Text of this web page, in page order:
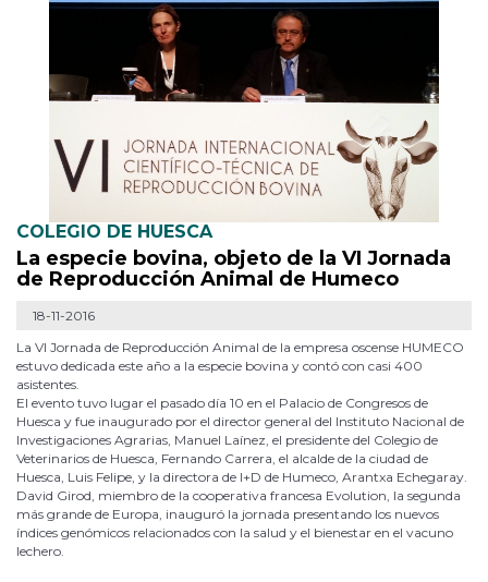
COLEGIO DE HUESCA
La especie bovina, objeto de la VI Jornada
de Reproducción Animal de Humeco
18-11-2016
La VI Jornada de Reproducción Animal de la empresa oscense HUMECO
estuvo dedicada este año a la especie bovina y contó con casi 400
asistentes.
El evento tuvo lugar el pasado día 10 en el Palacio de Congresos de
Huesca y fue inaugurado por el director general del Instituto Nacional de
Investigaciones Agrarias, Manuel Laínez, el presidente del Colegio de
Veterinarios de Huesca, Fernando Carrera, el alcalde de la ciudad de
Huesca, Luis Felipe, y la directora de I+D de Humeco, Arantxa Echegaray.
David Girod, miembro de la cooperativa francesa Evolution, la segunda
más grande de Europa, inauguró la jornada presentando los nuevos
índices genómicos relacionados con la salud y el bienestar en el vacuno
lechero.